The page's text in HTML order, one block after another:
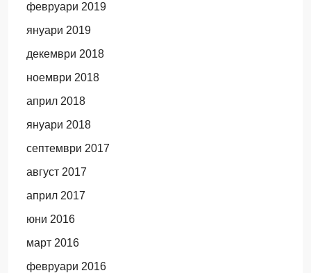
февруари 2019
януари 2019
декември 2018
ноември 2018
април 2018
януари 2018
септември 2017
август 2017
април 2017
юни 2016
март 2016
февруари 2016